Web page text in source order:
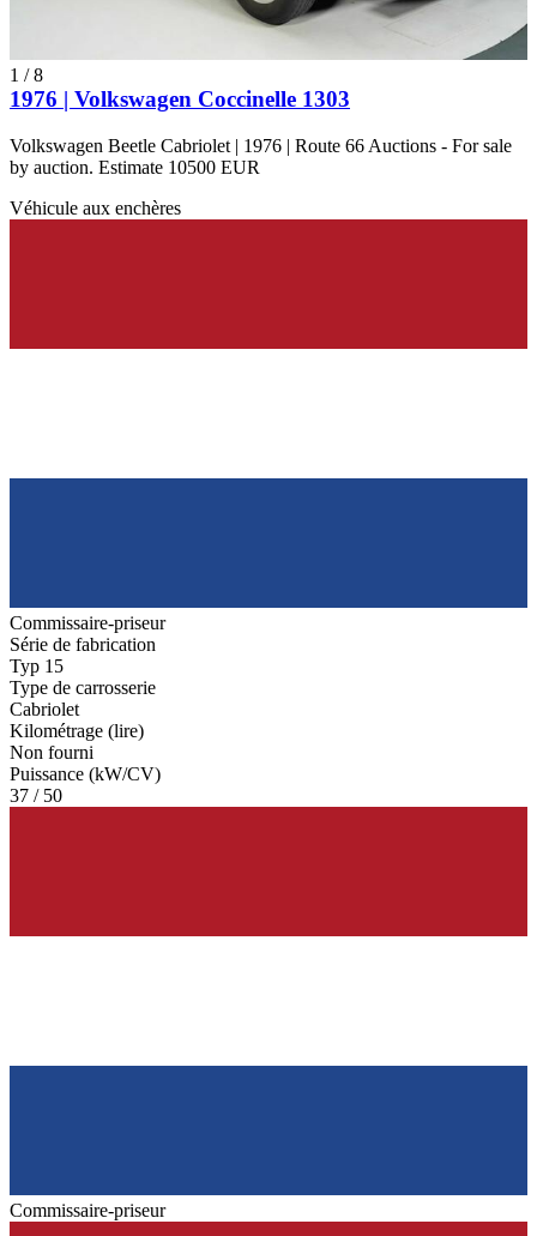
1 /8
1976 | Volkswagen Coccinelle 1303
Volkswagen Beetle Cabriolet | 1976 | Route 66 Auctions - For sale
by auction. Estimate 10500 EUR
Véhicule aux enchères
Commissaire-priseur
Série de fabrication
Typ 15
Type de carrosserie
Cabriolet
Kilométrage (lire)
Non fourni
Puissance (kW/CV)
37 / 50
Commissaire-priseur